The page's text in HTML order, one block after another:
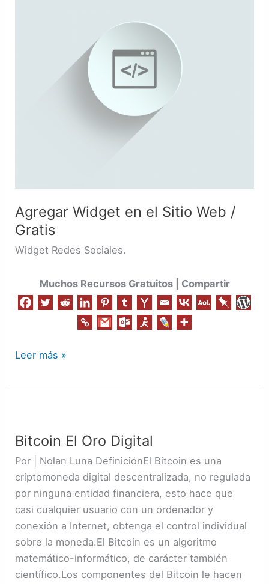
Agregar Widget en el Sitio Web /
Gratis
Widget Redes Sociales.
Muchos Recursos Gratuitos | Compartir
Leer más »
Bitcoin El Oro Digital
Por | Nolan Luna DefiniciónEl Bitcoin es una
criptomoneda digital descentralizada, no regulada
por ninguna entidad financiera, esto hace que
casi cualquier usuario con un ordenador y
conexión a Internet, obtenga el control individual
sobre la moneda.El Bitcoin es un algoritmo
matemático-informático, de carácter también
científico.Los componentes del Bitcoin le hacen
Oro
Digital